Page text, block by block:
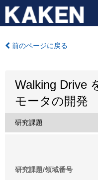
前のページに戻る
Walking Drive
モータの開発
研究課題
研究課題/領域番号